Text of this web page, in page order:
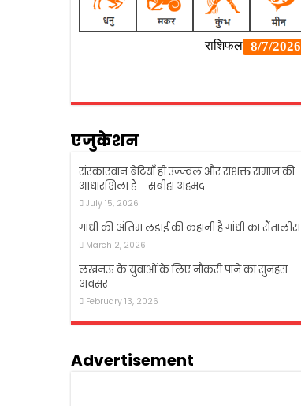
एजुकेशन
संस्कारवान बेटियाँ ही उज्ज्वल और सशक्त समाज की
आधारशिला हैं – सबीहा अहमद
July 15, 2026
गांधी की अंतिम लड़ाई की कहानी है गांधी का सैंतालीस
March 2, 2026
लखनऊ के युवाओं के लिए नौकरी पाने का सुनहरा
अवसर
February 13, 2026
Advertisement